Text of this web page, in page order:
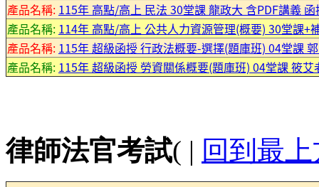
產品名稱: 115年 高點/高上 民法 30堂課 龍政大 含PDF講義
產品名稱: 114年 高點/高上 公共人力資源管理(概要) 30堂課+
產品名稱: 115年 超級函授 行政法概要-選擇(題庫班) 04堂課
產品名稱: 115年 超級函授 勞資關係概要(題庫班) 04堂課 筱艾
律師法官考試( | 回到最